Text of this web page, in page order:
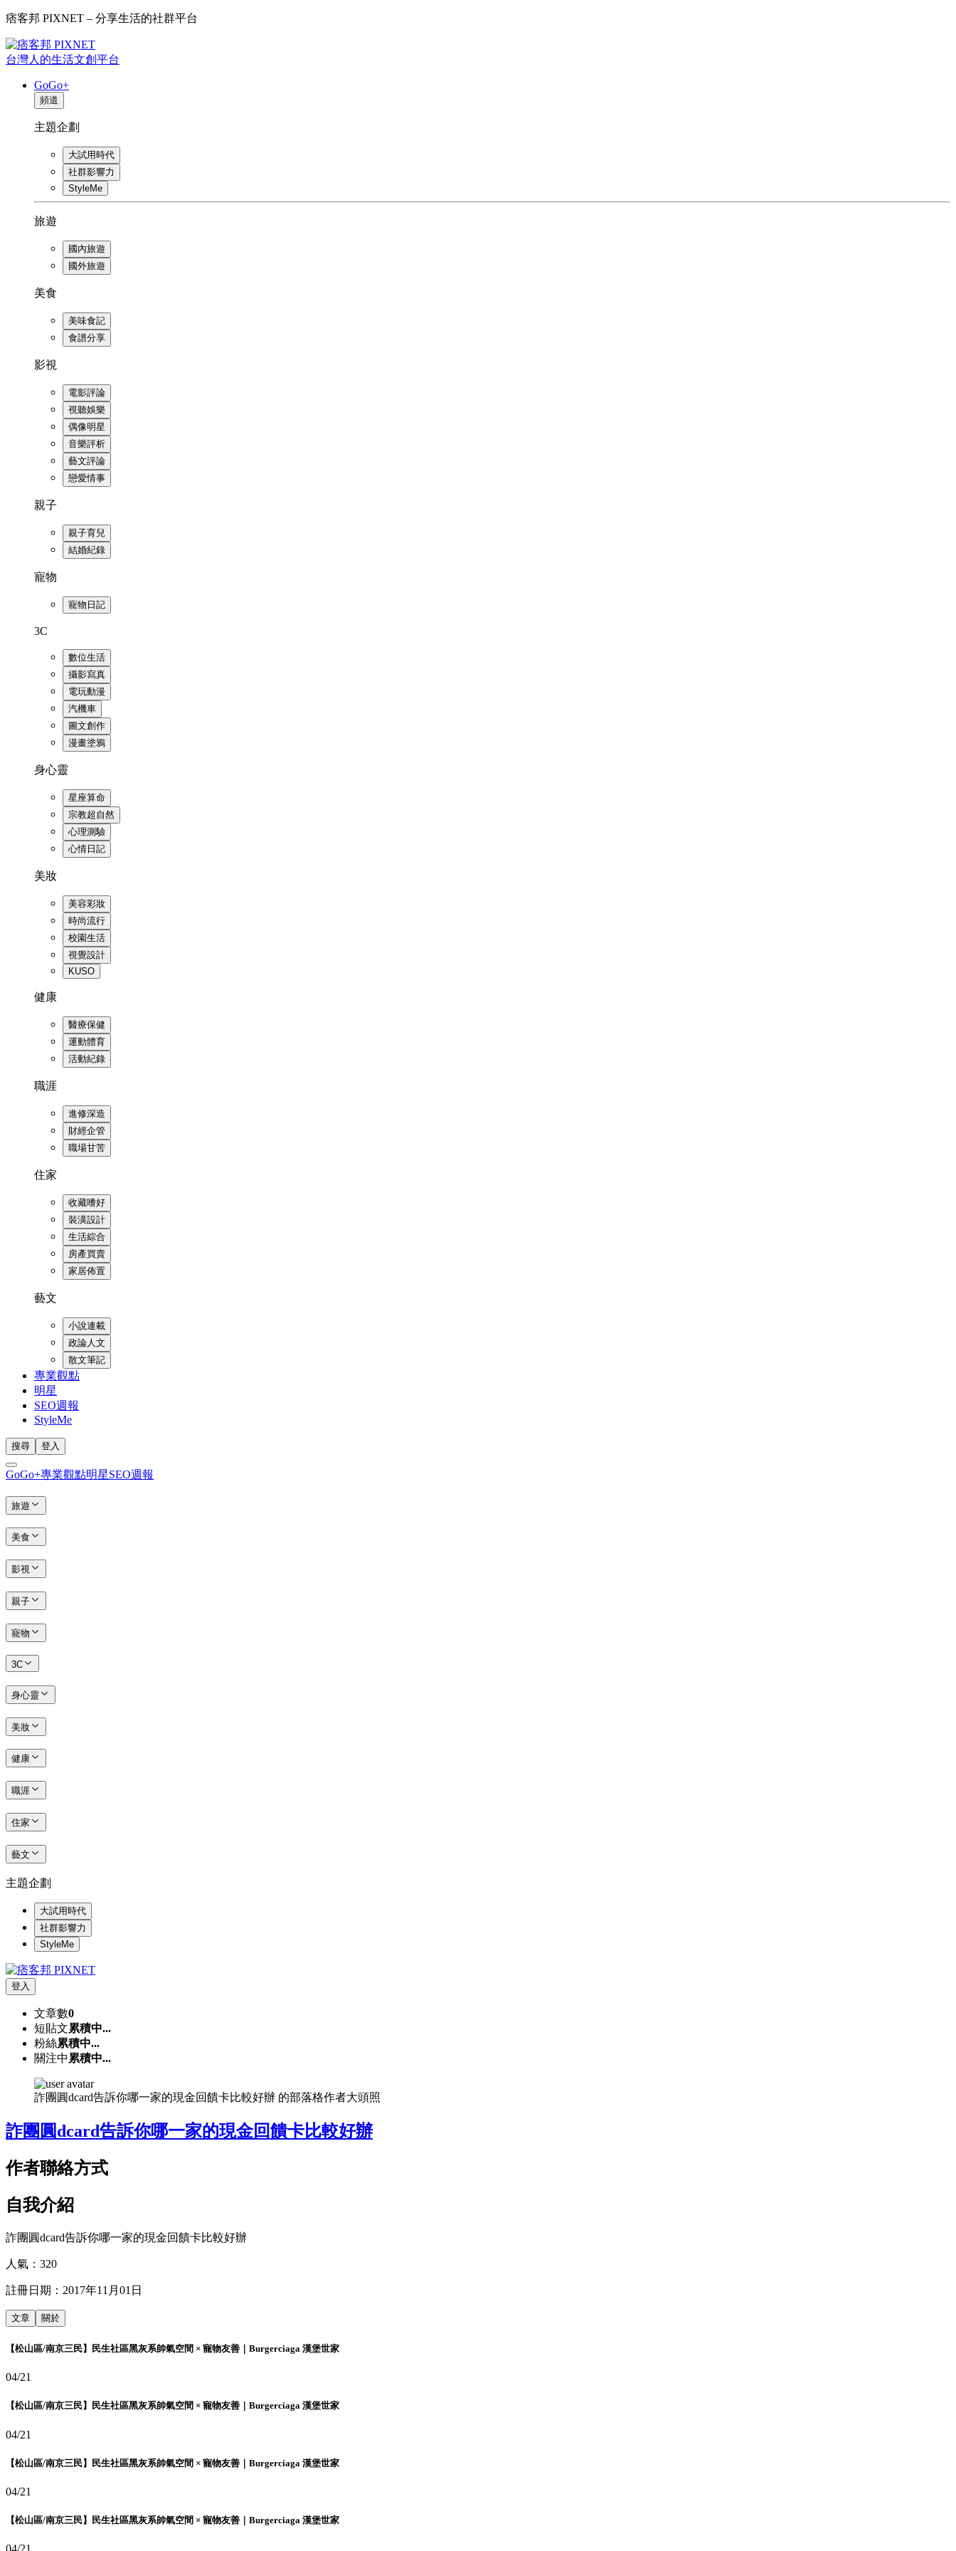
痞客邦 PIXNET – 分享生活的社群平台
台灣人的生活文創平台
GoGo+
頻道
主題企劃
大試用時代
社群影響力
StyleMe
旅遊
國內旅遊
國外旅遊
美食
美味食記
食譜分享
影視
電影評論
視聽娛樂
偶像明星
音樂評析
藝文評論
戀愛情事
親子
親子育兒
結婚紀錄
寵物
寵物日記
3C
數位生活
攝影寫真
電玩動漫
汽機車
圖文創作
漫畫塗鴉
身心靈
星座算命
宗教超自然
心理測驗
心情日記
美妝
美容彩妝
時尚流行
校園生活
視覺設計
KUSO
健康
醫療保健
運動體育
活動紀錄
職涯
進修深造
財經企管
職場甘苦
住家
收藏嗜好
裝潢設計
生活綜合
房產買賣
家居佈置
藝文
小說連載
政論人文
散文筆記
專業觀點
明星
SEO週報
StyleMe
搜尋 登入
GoGo+專業觀點明星SEO週報
旅遊
美食
影視
親子
寵物
3C
身心靈
美妝
健康
職涯
住家
藝文
主題企劃
大試用時代
社群影響力
StyleMe
登入
文章數0
短貼文累積中...
粉絲累積中...
關注中 累積中...
詐團圓dcard告訴你哪一家的現金回饋卡比較好辦 的部落格作者大頭照
詐團圓dcard告訴你哪一家的現金回饋卡比較好辦
作者聯絡方式
自我介紹
詐團圓dcard告訴你哪一家的現金回饋卡比較好辦
人氣： 320
註冊日期： 2017年11月01日
文章 關於
【松山區/南京三民】民生社區黑灰系帥氣空間 × 寵物友善｜Burgerciaga 漢堡世家
04/21
【松山區/南京三民】民生社區黑灰系帥氣空間 × 寵物友善｜Burgerciaga 漢堡世家
04/21
【松山區/南京三民】民生社區黑灰系帥氣空間 × 寵物友善｜Burgerciaga 漢堡世家
04/21
【松山區/南京三民】民生社區黑灰系帥氣空間 × 寵物友善｜Burgerciaga 漢堡世家